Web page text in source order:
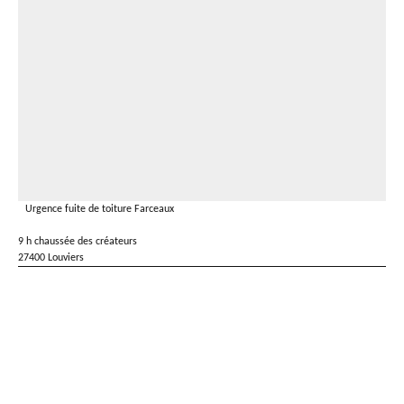
Urgence fuite de toiture Farceaux
9 h chaussée des créateurs
27400 Louviers